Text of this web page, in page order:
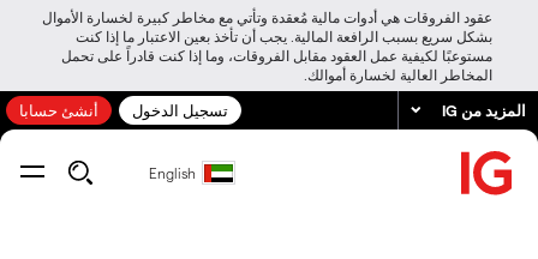
عقود الفروقات هي أدوات مالية مُعقدة وتأتي مع مخاطر كبيرة لخسارة الأموال
بشكل سريع بسبب الرافعة المالية. يجب أن تأخذ بعين الاعتبار ما إذا كنت
مستوعبًا لكيفية عمل العقود مقابل الفروقات، وما إذا كنت قادراً على تحمل
المخاطر العالية لخسارة أموالك.
المزيد من IG تسجيل الدخول أنشئ حسابا
English